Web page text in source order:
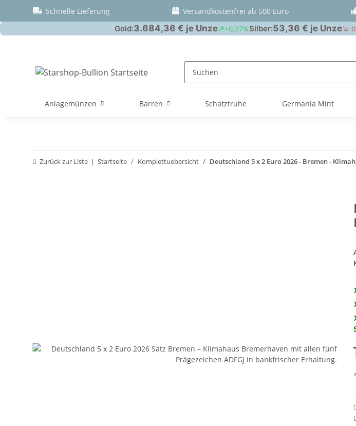
Schnelle Lieferung Versandkostenfrei ab 500 Euro
Anlagemünzen Barren Schatztruhe Germania Mint
Zurück zur Liste Startseite Komplettuebersicht Deutschland 5 x 2 Euro 2026 - Bremen -